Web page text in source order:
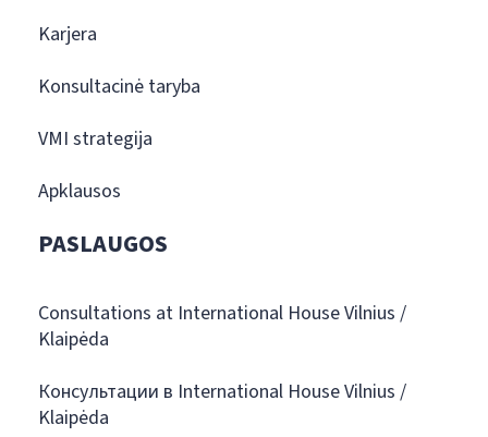
Karjera
Konsultacinė taryba
VMI strategija
Apklausos
PASLAUGOS
Consultations at International House Vilnius /
Klaipėda
Консультации в International House Vilnius /
Klaipėda